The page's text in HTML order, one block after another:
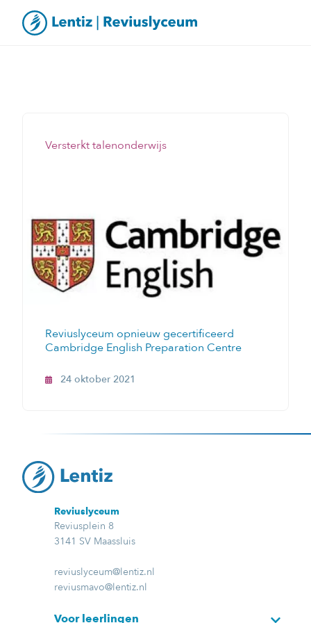
Versterkt talenonderwijs
Reviuslyceum opnieuw gecertificeerd
Cambridge English Preparation Centre
24 oktober 2021
Reviuslyceum
Reviusplein 8
3141 SV Maassluis
reviuslyceum@lentiz.nl
reviusmavo@lentiz.nl
Voor leerlingen